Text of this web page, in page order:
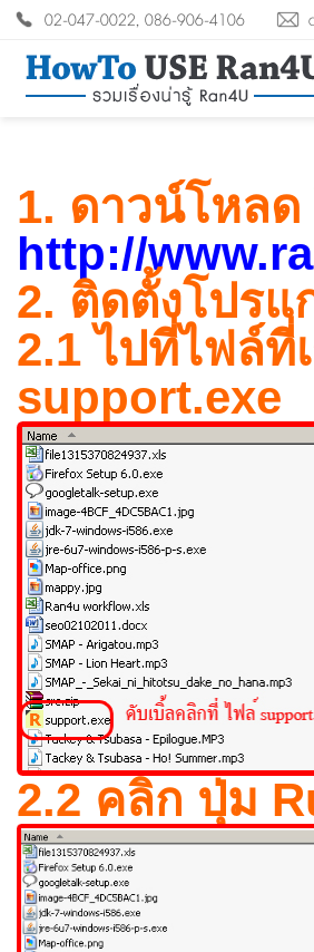
02-047-0022, 086-906-4106
1. ดาวน์โหล
http://
2. ติดตั้งโปรแ
2.1 ไปที่ไฟล์ที่
support.exe
2.2 คลิก ปุ่ม